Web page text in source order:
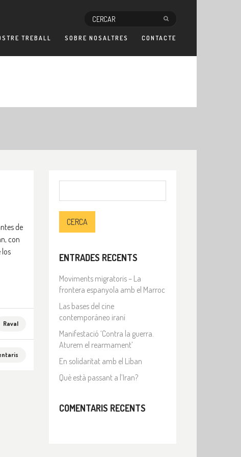
TREBALL SOBRE NOSALTRES CONTACTE
de
con
los
Raval
ENTRADES RECENTS
Moviments migratoris – La
frontera espanyola amb el Marroc
Las bases del cine
contemporáneo iraní
Manifestació ‘Contra la guerra.
Aturem el rearmament’
En solidaritat amb el Líban
Què està passant a l’Iran?
COMENTARIS RECENTS